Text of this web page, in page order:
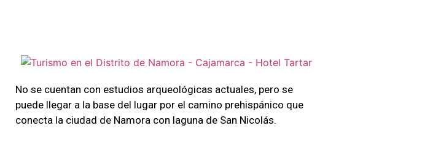
No se cuentan con estudios arqueológicas actuales, pero se
puede llegar a la base del lugar por el camino prehispánico que
conecta la ciudad de Namora con laguna de San Nicolás.